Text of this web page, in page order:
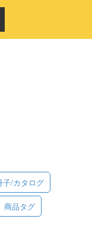
子/カタログ
商品タグ